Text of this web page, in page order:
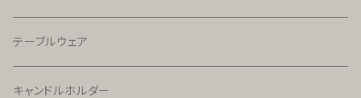
テーブルウェア
キャンドルホルダー